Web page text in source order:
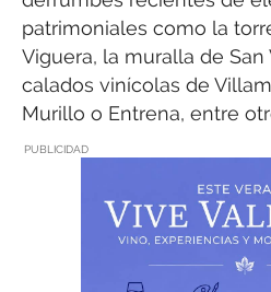
patrimoniales como la
Viguera, la muralla de
calados vinícolas de
Murillo o Entrena, entre
PUBLICIDAD